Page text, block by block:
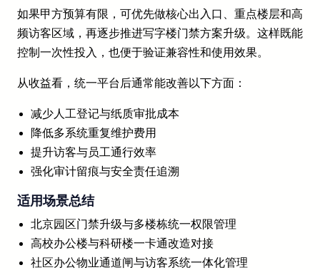
如果甲方预算有限，可优先做核心出入口、重点楼层和高
频访客区域，再逐步推进写字楼门禁方案升级。这样既能
控制一次性投入，也便于验证兼容性和使用效果。
从收益看，统一平台后通常能改善以下方面：
减少人工登记与纸质审批成本
降低多系统重复维护费用
提升访客与员工通行效率
强化审计留痕与安全责任追溯
适用场景总结
北京园区门禁升级与多楼栋统一权限管理
高校办公楼与科研楼一卡通改造对接
社区办公物业通道闸与访客系统一体化管理